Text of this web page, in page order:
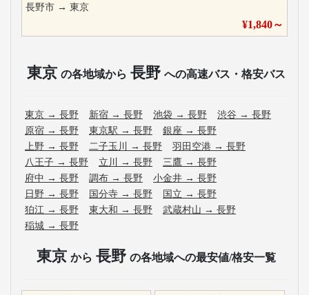
長野市 → 東京
¥1,840～
東京 の各地域から 長野 への高速バス・格安バス
東京 → 長野 新宿 → 長野 池袋 → 長野 渋谷 → 長野
原宿 → 長野 東京駅 → 長野 銀座 → 長野
上野 → 長野 二子玉川 → 長野 羽田空港 → 長野
八王子 → 長野 立川 → 長野 三鷹 → 長野
府中 → 長野 調布 → 長野 小金井 → 長野
日野 → 長野 国分寺 → 長野 国立 → 長野
狛江 → 長野 東大和 → 長野 武蔵村山 → 長野
稲城 → 長野
東京 から 長野 の各地域への最安値/格安一覧